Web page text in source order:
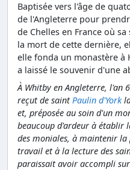
Baptisée vers l'âge de
de l'Angleterre pour
de Chelles en France où
la mort de cette dernière,
elle fonda un monastère à
a laissé le souvenir d'une
À Whitby en Angleterre, l'an
reçut de saint Paulin d'York
et, préposée au soin d'un
beaucoup d'ardeur à établir
des moniales, à maintenir
travail et à la lecture des
paraissait avoir accompli